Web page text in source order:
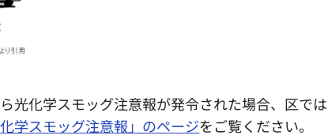
光化学スモッグ注意報が発令された場合、区で
化学スモッグ注意報」のページをご覧ください。